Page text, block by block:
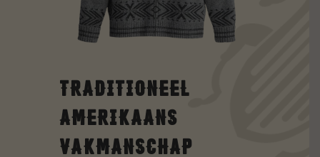
Traditioneel
Amerikaans
Vakmanschap